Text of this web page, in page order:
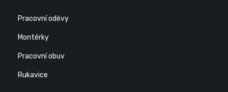
Pracovní oděvy
Montérky
Pracovní obuv
Rukavice